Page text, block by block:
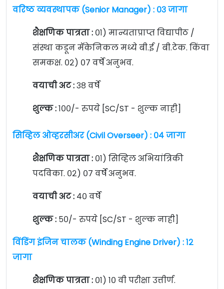
वरिष्ठ व्यवस्थापक (Senior Manager) : ०३ जागा
शैक्षणिक पात्रता : ०१) मान्यताप्राप्त विद्यापीठ /
संस्था कडून मॅकेनिकल मध्ये बी.ई / बी.टेक. किंवा
समकक्ष. ०२) ०७ वर्षे अनुभव.
वयाची अट :३८ वर्षे
शुल्क :१००/- रुपये [SC/ST - शुल्क नाही]
सिव्हिल ओव्हरसीअर (Civil Overseer) : ०४ जागा
शैक्षणिक पात्रता : ०१) सिव्हिल अभियांत्रिकी
पदविका. ०२) ०७ वर्षे अनुभव.
वयाची अट : ४० वर्षे
शुल्क : ५०/- रुपये [SC/ST - शुल्क नाही]
विंडिंग इंजिन चालक (Winding Engine Driver) : १२
जागा
शैक्षणिक पात्रता : ०१) १० वी परीक्षा उत्तीर्ण.